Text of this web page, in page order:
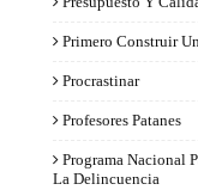
Primero Construir
Procrastinar
Profesores Patanes
Programa Nacional
La Delincuencia